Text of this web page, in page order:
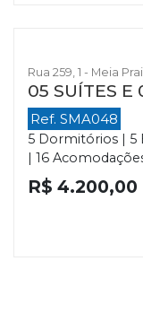
Rua 259, 1 - Meia
05 SUÍTES E
Ref. SMA048
5 Dormitórios | 5
| 16
R$ 4.200,00